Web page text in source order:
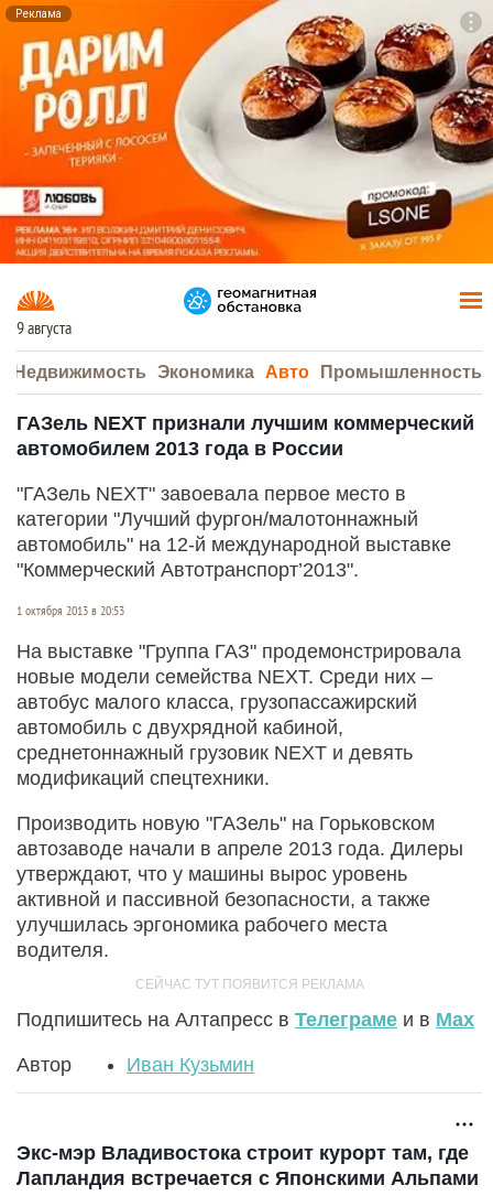
Реклама
9 августа
Недвижимость Экономика Авто Промышленность
ГАЗель NEXT признали лучшим коммерческий
автомобилем 2013 года в России
"ГАЗель NEXT" завоевала первое место в
категории "Лучший фургон/малотоннажный
автомобиль" на 12-й международной выставке
"Коммерческий Автотранспорт’2013".
1 октября 2013 в 20:53
На выставке "Группа ГАЗ" продемонстрировала
новые модели семейства NEXT. Среди них –
автобус малого класса, грузопассажирский
автомобиль с двухрядной кабиной,
среднетоннажный грузовик NEXT и девять
модификаций спецтехники.
Производить новую "ГАЗель" на Горьковском
автозаводе начали в апреле 2013 года. Дилеры
утверждают, что у машины вырос уровень
активной и пассивной безопасности, а также
улучшилась эргономика рабочего места
водителя.
Подпишитесь на Алтапресс в Телеграме и в Max
Автор Иван Кузьмин
Экс-мэр Владивостока строит курорт там, где
Лапландия встречается с Японскими Альпами